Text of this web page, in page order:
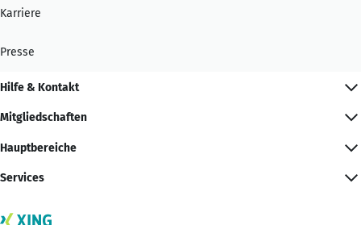
Karriere
Presse
Hilfe & Kontakt
Mitgliedschaften
Hauptbereiche
Services